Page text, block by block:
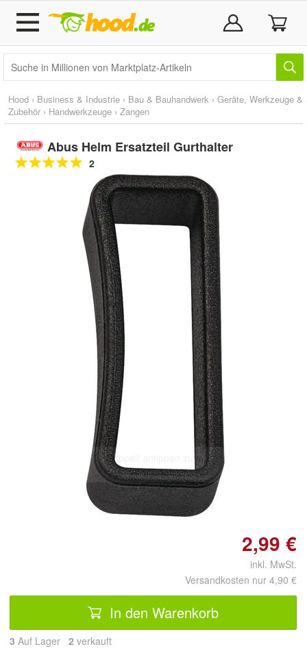
Hood › Business & Industrie › Bau & Bauhandwerk › Geräte, Werkzeuge &
Zubehör › Handwerkzeuge › Zangen
Abus Helm Ersatzteil Gurthalter
2
Doppelt antippen zum
vergrößern
2,99 €
inkl. MwSt.
Versandkosten nur 4,90 €
In den Warenkorb
3 Auf Lager 2 verkauft